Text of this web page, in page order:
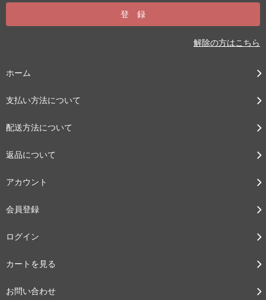
解除の方はこちら
ホーム
支払い方法について
配送方法について
返品について
アカウント
会員登録
ログイン
カートを見る
お問い合わせ